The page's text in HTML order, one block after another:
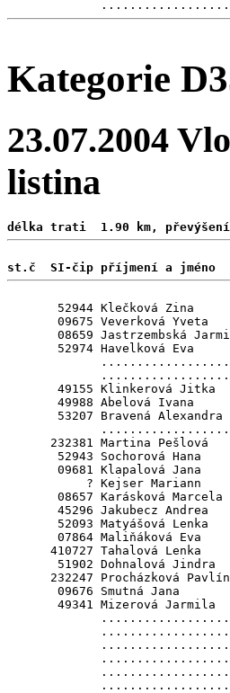
Kategorie
23.07.2004
listina
délka trati  1.90 km,
st.č  SI-čip příjmení a
52944 Klečková Zina
09675 Veverková Yveta
08659 Jastrzembská
52974 Havelková Eva
49155 Klinkerová Jitka
49988 Abelová Ivana
53207 Bravená Alexandra
232381 Martina Pešlová
52943 Sochorová Hana
09681 Klapalová Jana
? Kejser Mariann
08657 Karásková Marcela
45296 Jakubecz Andrea
52093 Matyášová Lenka
07864 Maliňáková Eva
410727 Tahalová Lenka
51902 Dohnalová Jindra
232247 Procházková
09676 Smutná Jana
49341 Mizerová Jarmila